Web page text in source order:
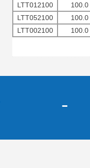
LTT012100
100.0
LTT052100
100.0
LTT002100
100.0
-